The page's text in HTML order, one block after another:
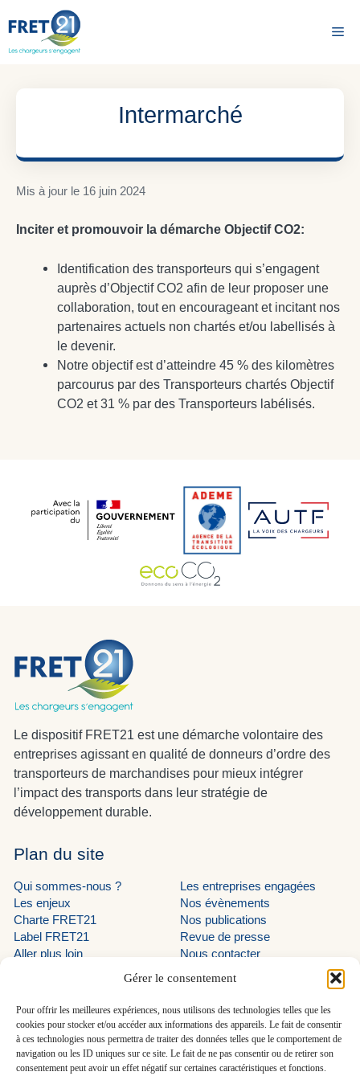
Gérer le consentement
Pour offrir les meilleures expériences, nous utilisons des technologies telles que les
cookies pour stocker et/ou accéder aux informations des appareils. Le fait de consentir
à ces technologies nous permettra de traiter des données telles que le comportement de
navigation ou les ID uniques sur ce site. Le fait de ne pas consentir ou de retirer son
consentement peut avoir un effet négatif sur certaines caractéristiques et fonctions.
au
contenu
Intermarché
Mis à jour le 16 juin 2024
Inciter et promouvoir la démarche Objectif CO2:
Identification des transporteurs qui s’engagent
auprès d’Objectif CO2 afin de leur proposer une
collaboration, tout en encourageant et incitant nos
partenaires actuels non chartés et/ou labellisés à
le devenir.
Notre objectif est d’atteindre 45 % des kilomètres
parcourus par des Transporteurs chartés Objectif
CO2 et 31 % par des Transporteurs labélisés.
Le dispositif FRET21 est une démarche volontaire des
entreprises agissant en qualité de donneurs d’ordre des
transporteurs de marchandises pour mieux intégrer
l’impact des transports dans leur stratégie de
développement durable.
Plan du site
Qui sommes-nous ?
Les enjeux
Charte FRET21
Label FRET21
Aller plus loin
Les entreprises engagées
Nos évènements
Nos publications
Revue de presse
Nous contacter
LinkedIn programme EVE
LinkedIn AUTF
LinkedIn FRET21